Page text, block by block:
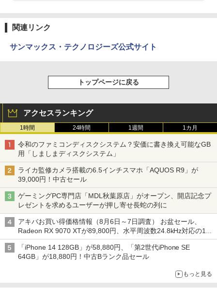
関連リンク
サンマックス・テクノロジーズ公式サイト
トップページに戻る
アクセスランキング
1時間 24時間 1週間 1カ月
令和のファミコンディスクシステム？安価に書き換え可能なGB
用「しましまディスクシステム」
ライカ監修カメラ搭載の6.5インチスマホ「AQUOS R9」が
39,000円！中古セール
ゲーミングPC専門店「MDL秋葉原店」がオープン、開店記念プ
レゼントを求めるユーザーが押し寄せ長蛇の列に
アキバお買い得価格情報（8月6日～7日調査） お盆セール、
Radeon RX 9070 XTが89,800円、水平周波数24.8kHz対応の17
型モニターが9,801円、暑さ指数連動セール ほか
「iPhone 14 128GB」が58,880円、「第2世代iPhone SE
64GB」が18,880円！中古Bランク品セール
もっと見る